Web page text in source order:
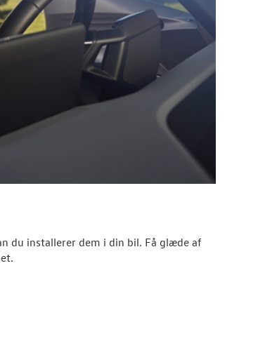
du installerer dem i din bil. Få glæde af